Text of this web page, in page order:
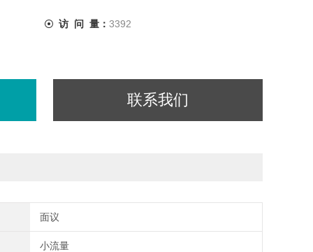
访 问 量： 3392
联系我们
面议
小流量